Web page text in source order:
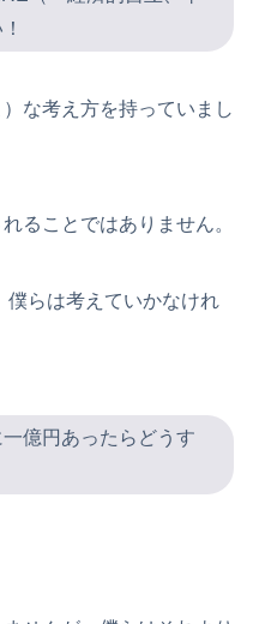
な考え方を持っていまし
ることではありません。
僕らは考えていかなけれ
億円あったらどうす